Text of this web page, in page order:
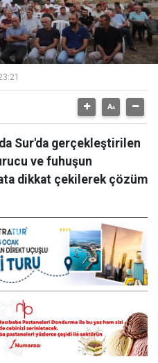
Sur'da gerçekleştirilen
ve fuhuşun
dikkat çekilerek çözüm